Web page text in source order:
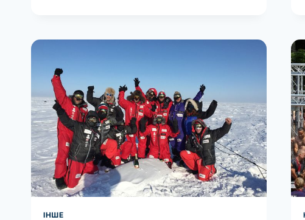
ІНШЕ